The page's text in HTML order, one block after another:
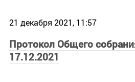
21 декабря 2021, 11:57
Протокол Общего
17.12.2021